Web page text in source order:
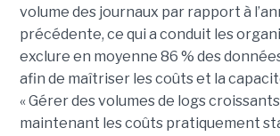
volume des journaux par rapport à
précédente, ce qui a conduit les
exclure en moyenne 86 % des
afin de maîtriser les coûts et la
« Gérer des volumes de logs
maintenant les coûts pratiquement